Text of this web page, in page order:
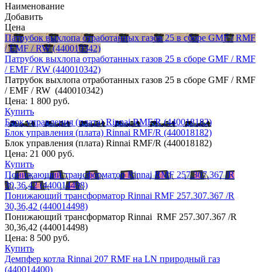
Наименование
Добавить
Цена
Патрубок выхлопа отработанных газов 25 в сборе GMF / RMF
/ EMF / RW (440010342)
Патрубок выхлопа отработанных газов 25 в сборе GMF / RMF
/ EMF / RW (440010342)
Патрубок выхлопа отработанных газов 25 в сборе GMF / RMF
/ EMF / RW (440010342)
Цена: 1 800 руб.
Купить
Блок управления (плата) Rinnai RMF/R (440018182)
Блок управления (плата) Rinnai RMF/R (440018182)
Блок управления (плата) Rinnai RMF/R (440018182)
Цена: 21 000 руб.
Купить
Понижающий трансформатор Rinnai RMF 257.307.367 /R
30,36,42 (440014498)
Понижающий трансформатор Rinnai RMF 257.307.367 /R
30,36,42 (440014498)
Понижающий трансформатор Rinnai RMF 257.307.367 /R
30,36,42 (440014498)
Цена: 8 500 руб.
Купить
Демпфер котла Rinnai 207 RMF на LN природный газ
(440014400)